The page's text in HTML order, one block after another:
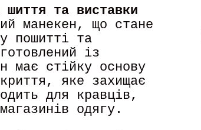
шиття та виставки
манекен, що стане
пошитті та
із
має стійку основу
яке захищає
для кравців,
одягу.